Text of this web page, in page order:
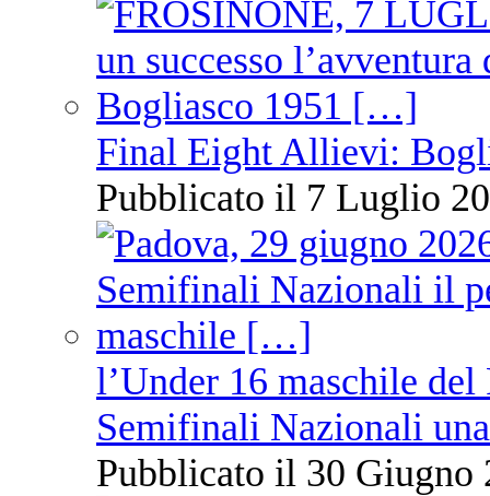
Final Eight Allievi:
Pubblicato il 7 Luglio
l’Under 16 maschile
Semifinali Nazionali
Pubblicato il 30 Giugno